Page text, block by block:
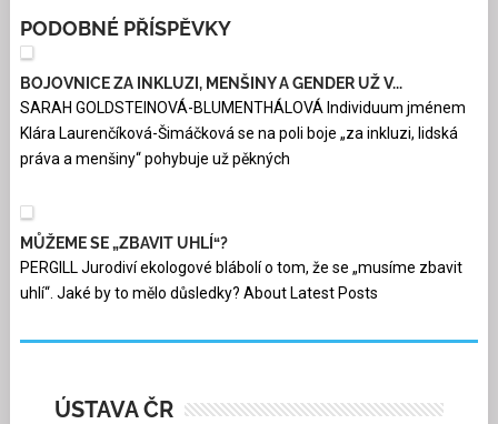
PODOBNÉ PŘÍSPĚVKY
BOJOVNICE ZA INKLUZI, MENŠINY A GENDER UŽ V...
SARAH GOLDSTEINOVÁ-BLUMENTHÁLOVÁ Individuum jménem
Klára Laurenčíková-Šimáčková se na poli boje „za inkluzi, lidská
práva a menšiny“ pohybuje už pěkných
MŮŽEME SE „ZBAVIT UHLÍ“?
PERGILL Jurodiví ekologové blábolí o tom, že se „musíme zbavit
uhlí“. Jaké by to mělo důsledky? About Latest Posts
ÚSTAVA ČR